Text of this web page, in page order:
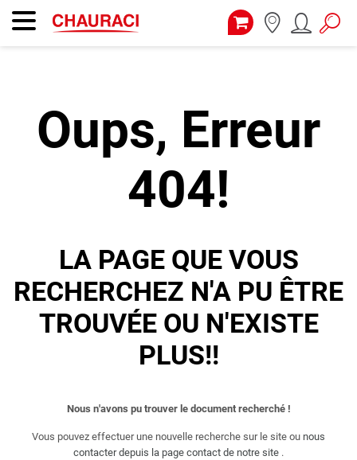
Oups, Erreur
404!
LA PAGE QUE VOUS
RECHERCHEZ N'A PU ÊTRE
TROUVÉE OU N'EXISTE
PLUS!!
Nous n'avons pu trouver le document recherché !
Vous pouvez effectuer une nouvelle recherche sur le site ou nous
contacter depuis la page contact de notre site .